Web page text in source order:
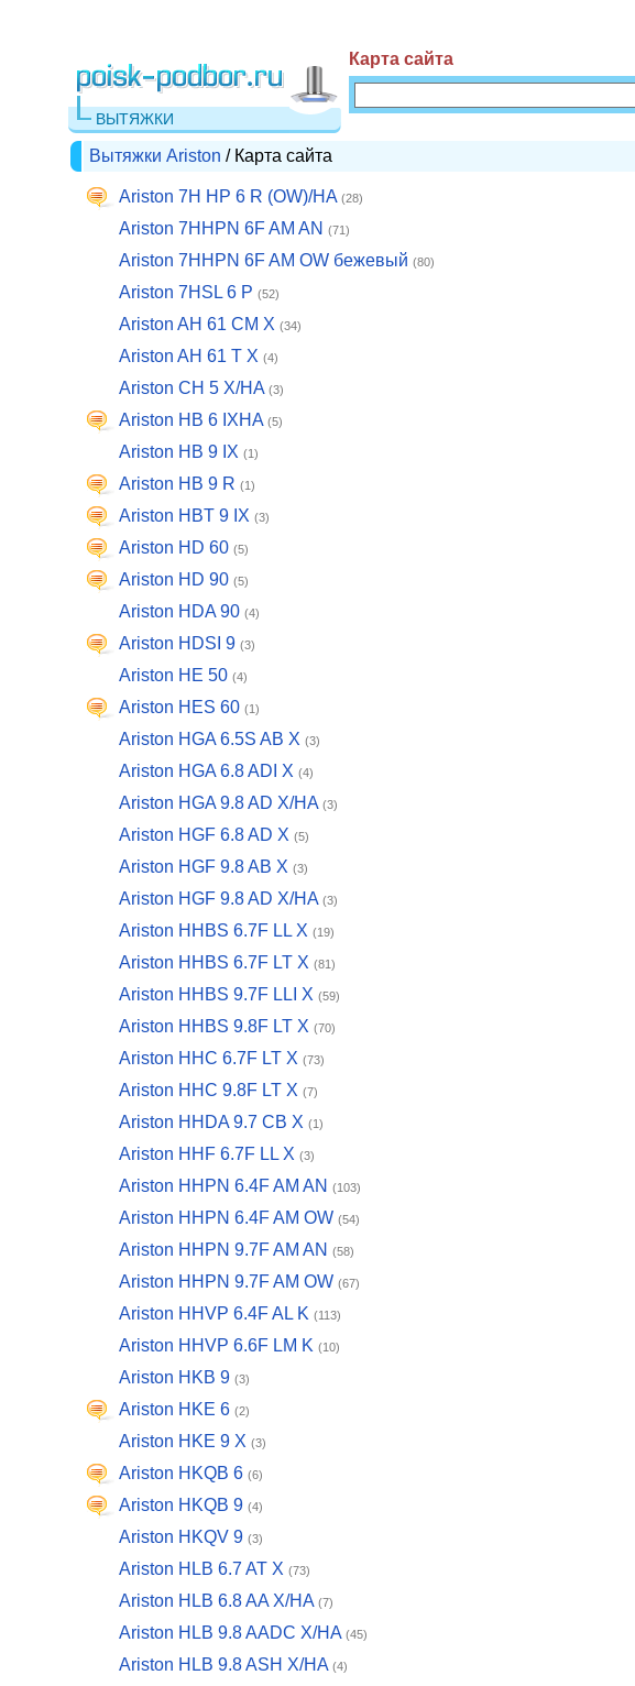
ВЫТЯЖКИ
Карта сайта
Вытяжки Ariston / Карта сайта
Ariston 7H HP 6 R (OW)/HA (28)
Ariston 7HHPN 6F AM AN (71)
Ariston 7HHPN 6F AM OW бежевый (80)
Ariston 7HSL 6 P (52)
Ariston AH 61 CM X (34)
Ariston AH 61 T X (4)
Ariston CH 5 X/HA (3)
Ariston HB 6 IXHA (5)
Ariston HB 9 IX (1)
Ariston HB 9 R (1)
Ariston HBT 9 IX (3)
Ariston HD 60 (5)
Ariston HD 90 (5)
Ariston HDA 90 (4)
Ariston HDSI 9 (3)
Ariston HE 50 (4)
Ariston HES 60 (1)
Ariston HGA 6.5S AB X (3)
Ariston HGA 6.8 ADI X (4)
Ariston HGA 9.8 AD X/HA (3)
Ariston HGF 6.8 AD X (5)
Ariston HGF 9.8 AB X (3)
Ariston HGF 9.8 AD X/HA (3)
Ariston HHBS 6.7F LL X (19)
Ariston HHBS 6.7F LT X (81)
Ariston HHBS 9.7F LLI X (59)
Ariston HHBS 9.8F LT X (70)
Ariston HHC 6.7F LT X (73)
Ariston HHC 9.8F LT X (7)
Ariston HHDA 9.7 CB X (1)
Ariston HHF 6.7F LL X (3)
Ariston HHPN 6.4F AM AN (103)
Ariston HHPN 6.4F AM OW (54)
Ariston HHPN 9.7F AM AN (58)
Ariston HHPN 9.7F AM OW (67)
Ariston HHVP 6.4F AL K (113)
Ariston HHVP 6.6F LM K (10)
Ariston HKB 9 (3)
Ariston HKE 6 (2)
Ariston HKE 9 X (3)
Ariston HKQB 6 (6)
Ariston HKQB 9 (4)
Ariston HKQV 9 (3)
Ariston HLB 6.7 AT X (73)
Ariston HLB 6.8 AA X/HA (7)
Ariston HLB 9.8 AADC X/HA (45)
Ariston HLB 9.8 ASH X/HA (4)